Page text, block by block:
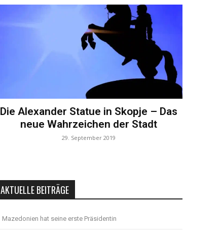
Die Alexander Statue in Skopje – Das
neue Wahrzeichen der Stadt
29. September 2019
AKTUELLE BEITRÄGE
Mazedonien hat seine erste Präsidentin